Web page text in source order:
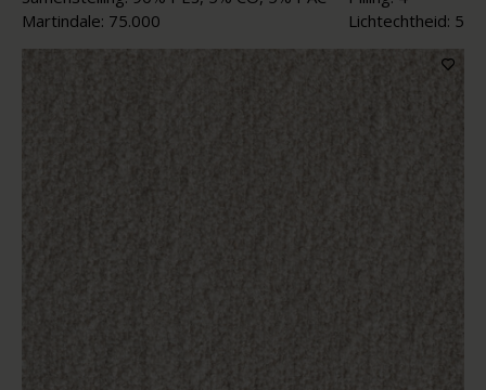
Martindale: 75.000
Lichtechtheid: 5